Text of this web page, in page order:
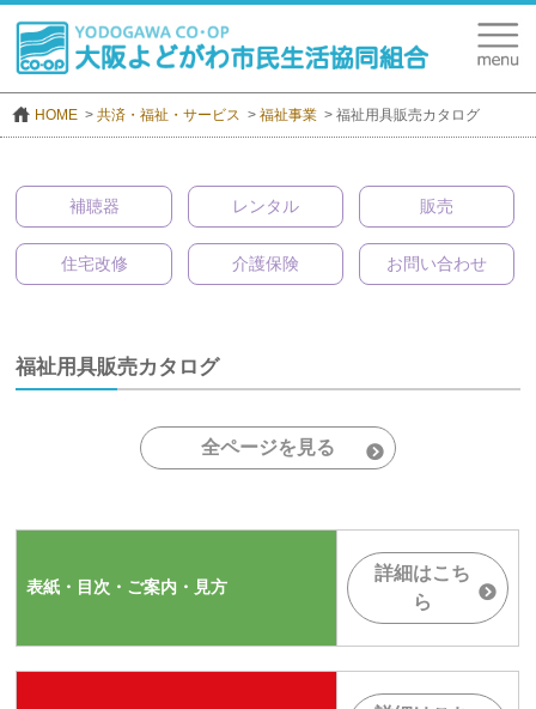
HOME 共済・福祉・サービス 福祉事業 福祉用具販売カタログ
補聴器 レンタル 販売
住宅改修 介護保険 お問い合わせ
福祉用具販売カタログ
全ページを見る
表紙・目次・ご案内・見方
詳細はこち
ら